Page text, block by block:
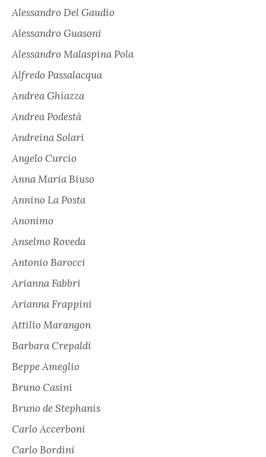
Alessandro Del Gaudio
Alessandro Guasoni
Alessandro Malaspina Pola
Alfredo Passalacqua
Andrea Ghiazza
Andrea Podestà
Andreina Solari
Angelo Curcio
Anna Maria Biuso
Annino La Posta
Anonimo
Anselmo Roveda
Antonio Barocci
Arianna Fabbri
Arianna Frappini
Attilio Marangon
Barbara Crepaldi
Beppe Ameglio
Bruno Casini
Bruno de Stephanis
Carlo Accerboni
Carlo Bordini